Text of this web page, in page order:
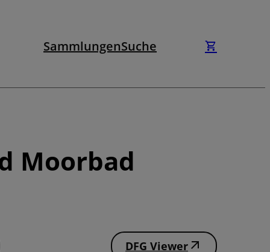
SammlungenSuche
Moorbad
DFG Viewer